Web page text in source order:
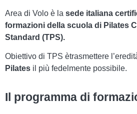
Area di Volo è la sede italiana
formazioni della scuola di Pilates
Standard (TPS).
Obiettivo di TPS ètrasmettere
Pilates il più fedelmente possibile.
Il programma di